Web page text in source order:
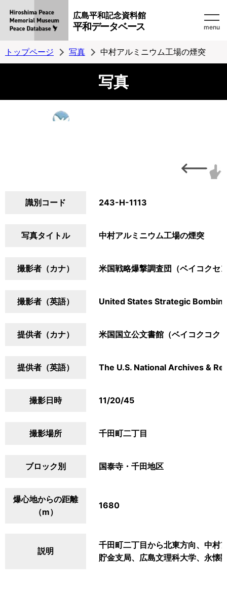
広島平和記念資料館
平和データベース menu
トップページ 写真 中村アルミニウム工場の煙突
写真
識別コード 243-H-1113
写真タイトル 中村アルミニウム工場の煙突
撮影者（カナ） 米国戦略爆撃調査団（ベイコクセ
撮影者（英語） United States Strategic
提供者（カナ） 米国国立公文書館（ベイコクコク
提供者（英語） The U.S. National Archives &
撮影日時 11/20/45
撮影場所 千田町二丁目
ブロック別 国泰寺・千田地区
爆心地からの距離
（m）
1680
説明
千田町二丁目から北東方向、中村
貯金支局、広島文理科大学、永懐